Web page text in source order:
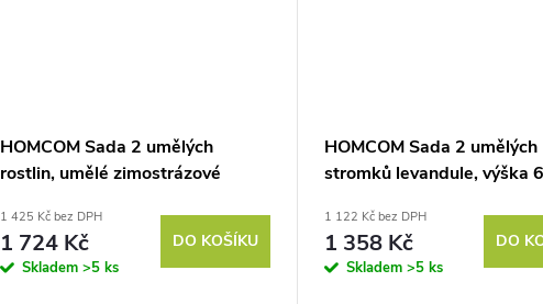
HOMCOM Sada 2 umělých
rostlin, umělé zimostrázové
květináčem, zelená barva
1 425 Kč bez DPH
1 724 Kč
Skladem>5 ks
DO KOŠÍKU
HOMCOM Sada 2 umělých
stromků levandule, výška
mechu, bílá barva
1 122 Kč bez DPH
1 358 Kč
Skladem >5 ks
DO